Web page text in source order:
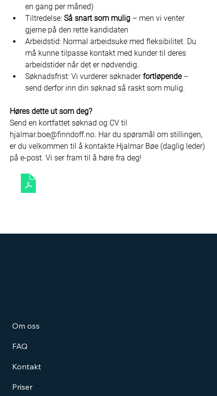
en gang per måned)
Tiltredelse: Så snart som mulig – men vi venter
gjerne på den rette kandidaten
Arbeidstid: Normal arbeidsuke med fleksibilitet. Du
må kunne tilpasse kontakt med kunder til deres
arbeidstider når det er nødvendig.
Søknadsfrist: Vi vurderer søknader fortløpende –
send derfor inn din søknad så raskt som mulig.
Høres dette ut som deg?
Send en kortfattet søknad og CV til
hjalmar.boe@finndoff.no. Har du spørsmål om stillingen,
er du velkommen til å kontakte Hjalmar Bøe (daglig leder)
på e-post. Vi ser fram til å høre fra deg!
Om oss
FAQ
Kontakt
Priser